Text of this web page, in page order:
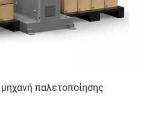
παλετοποίησης